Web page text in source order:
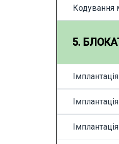
Кодування
5.